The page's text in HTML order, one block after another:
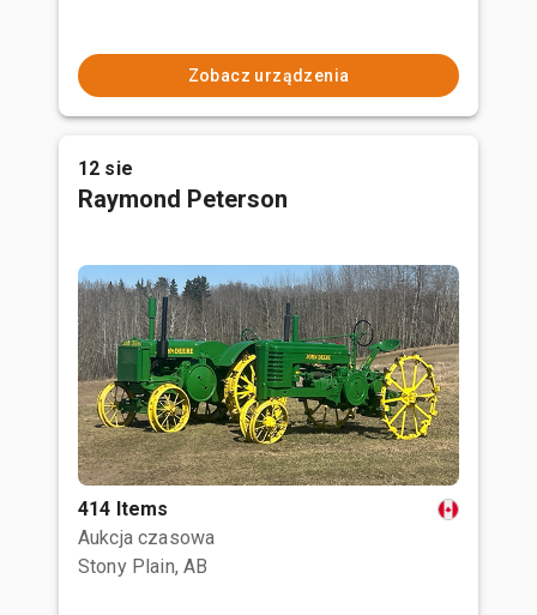
Zobacz urządzenia
12 sie
Raymond Peterson
414 Items
Aukcja czasowa
Stony Plain, AB